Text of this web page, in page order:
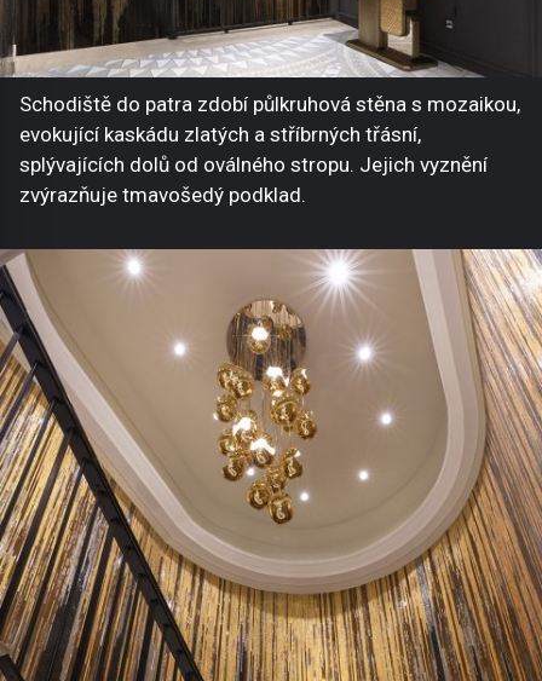
Schodiště do patra zdobí půlkruhová stěna s mozaikou,
evokující kaskádu zlatých a stříbrných třásní,
splývajících dolů od oválného stropu. Jejich vyznění
zvýrazňuje tmavošedý podklad.